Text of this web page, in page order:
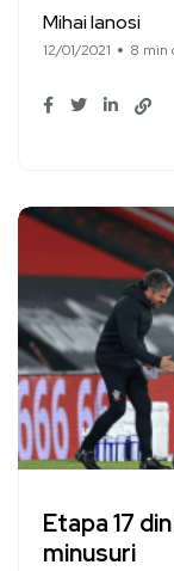
Mihai Ianosi
12/01/2021 8 min
Etapa 17
minusuri